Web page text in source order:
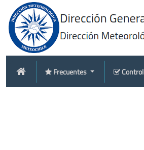
Frecuentes Control